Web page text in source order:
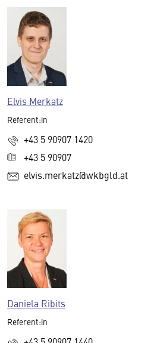
Elvis Merkatz
Referent:in
+43 5 90907 1420
+43 5 90907
elvis.merkatz@wkbgld.at
Daniela Ribits
Referent:in